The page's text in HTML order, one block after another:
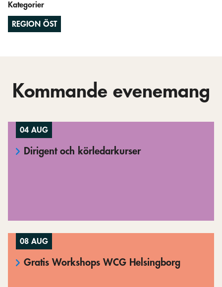
Kategorier
REGION ÖST
Kommande evenemang
04 AUG
Dirigent och körledarkurser
08 AUG
Gratis Workshops WCG Helsingborg